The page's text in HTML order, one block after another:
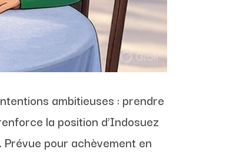
ambitieuses : prendre
la position d’Indosuez
pour achèvement en